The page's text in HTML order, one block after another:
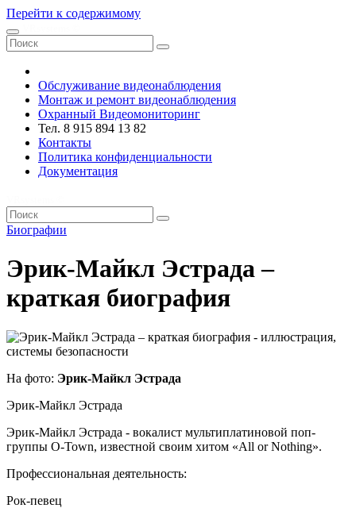
Перейти к содержимому
Обслуживание видеонаблюдения
Монтаж и ремонт видеонаблюдения
Охранный Видеомониторинг
Тел. 8 915 894 13 82
Контакты
Политика конфиденциальности
Документация
Биографии
Эрик-Майкл Эстрада –
краткая биография
На фото: Эрик-Майкл Эстрада
Эрик-Майкл Эстрада
Эрик-Майкл Эстрада - вокалист мультиплатиновой поп-
группы O-Town, известной своим хитом «All or Nothing».
Профессиональная деятельность:
Рок-певец